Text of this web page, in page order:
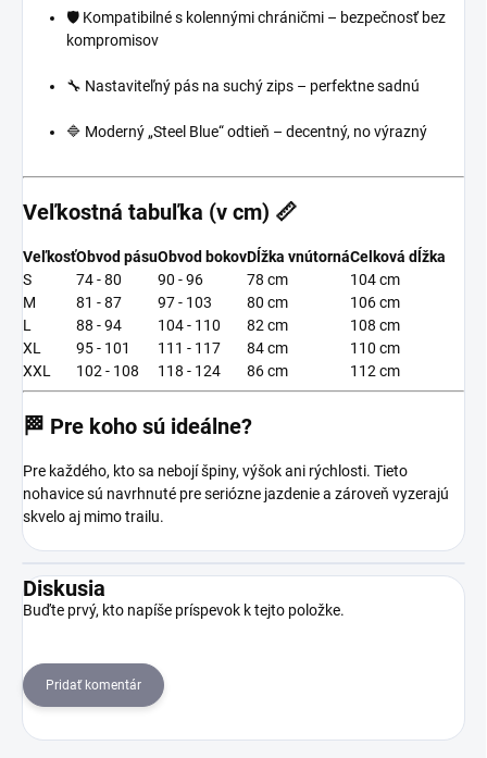
🛡️ Kompatibilné s kolennými chráničmi – bezpečnosť bez
kompromisov
🔧 Nastaviteľný pás na suchý zips – perfektne sadnú
🔷 Moderný „Steel Blue“ odtieň – decentný, no výrazný
Veľkostná tabuľka (v cm) 📏
VeľkosťObvod pásuObvod bokovDĺžka vnútornáCelková dĺžka
S
74 - 80 90 - 96 78 cm
104 cm
M
81 - 87 97 - 103 80 cm
106 cm
L
88 - 94 104 - 110 82 cm
108 cm
XL
95 - 101 111 - 117 84 cm
110 cm
XXL
102 - 108 118 - 124 86 cm 112 cm
🏁 Pre koho sú ideálne?
Pre každého, kto sa nebojí špiny, výšok ani rýchlosti. Tieto
nohavice sú navrhnuté pre seriózne jazdenie a zároveň vyzerajú
skvelo aj mimo trailu.
Diskusia
Buďte prvý, kto napíše príspevok k tejto položke.
Pridať komentár